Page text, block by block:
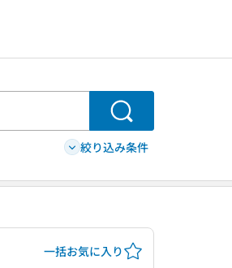
検索
絞り込み条件
一括お気に入り